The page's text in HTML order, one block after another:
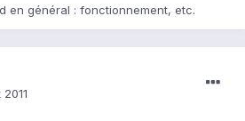
en général : fonctionnement, etc.